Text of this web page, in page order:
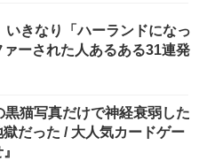
いきなり「ハーランドになっ
ーされた人あるある31連発
黒猫写真だけで神経衰弱した
だった / 大人気カードゲー